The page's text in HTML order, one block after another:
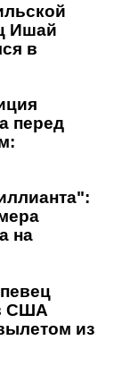
Ишай
в
перед
на
заявкой
США
из
за Ирана